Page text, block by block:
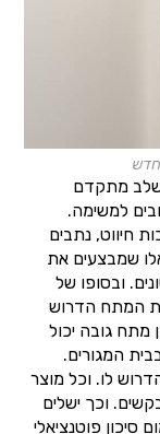
חדש
מתקדם
למשימה.
חיווט, נתבים
אלו שמבצעים את
ובסופו של
המתח הדרוש
מתח גובה יכול
המגורים.
לו. וכל מוצר
וכך ישלים
סיכון פוטנציאלי